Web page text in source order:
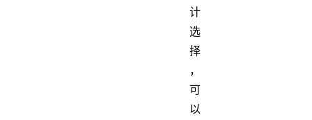
计
选
择
，
可
以